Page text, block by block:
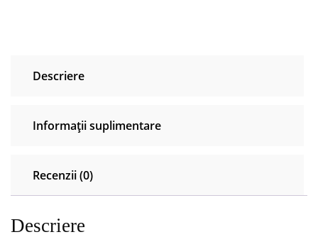
Descriere
Informații suplimentare
Recenzii (0)
Descriere